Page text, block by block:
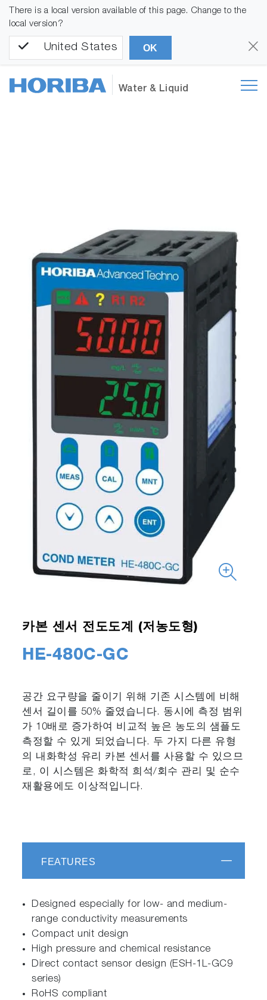
There is a local version available of this page. Change to the
local version?
United States OK
Water & Liquid
카본 센서 전도도계 (저농도형)
HE-480C-GC
공간 요구량을 줄이기 위해 기존 시스템에 비해
센서 길이를 50% 줄였습니다. 동시에 측정 범위
가 10배로 증가하여 비교적 높은 농도의 샘플도
측정할 수 있게 되었습니다. 두 가지 다른 유형
의 내화학성 유리 카본 센서를 사용할 수 있으므
로, 이 시스템은 화학적 희석/회수 관리 및 순수
재활용에도 이상적입니다.
FEATURES
Designed especially for low- and medium-
range conductivity measurements
Compact unit design
High pressure and chemical resistance
Direct contact sensor design (ESH-1L-GC9
series)
RoHS compliant